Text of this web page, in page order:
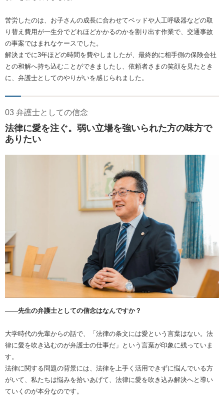
苦労したのは、お子さんの成長に合わせてベッドや人工呼吸器などの取
り替え費用が一生分でどれほどかかるのかを割り出す作業で、交通事故
の事案ではまれなケースでした。
解決までに3年ほどの時間を費やしましたが、最終的に相手側の保険会社
との和解へ持ち込むことができましたし、依頼者さまの笑顔を見たとき
に、弁護士としてのやりがいを感じられました。
03 弁護士としての信念
法律に愛を注ぐ。弱い立場を強いられた方の味方で
ありたい
――先生の弁護士としての信念はなんですか？
大学時代の先輩からの話で、「法律の条文には愛という言葉はない。法
律に愛を吹き込むのが弁護士の仕事だ」という言葉が印象に残っていま
す。
法律に関する問題の背景には、法律を上手く活用できずに悩んでいる方
がいて、私たちは悩みを拾いあげて、法律に愛を吹き込み解決へと導い
ていくのが本分なのです。